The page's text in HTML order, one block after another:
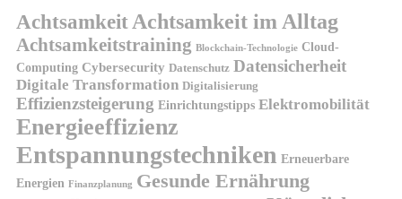
AchtsamkeitAchtsamkeit im Alltag
Achtsamkeitstraining Blockchain-Technologie Cloud-
Computing Cybersecurity Datenschutz Datensicherheit
Digitale Transformation Digitalisierung
Effizienzsteigerung Einrichtungstipps Elektromobilität
Energieeffizienz
Entspannungstechniken Erneuerbare
Energien Finanzplanung Gesunde Ernährung